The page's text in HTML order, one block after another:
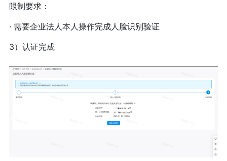
限制要求：
· 需要企业法人本人操作完成人脸识别验证
3）认证完成